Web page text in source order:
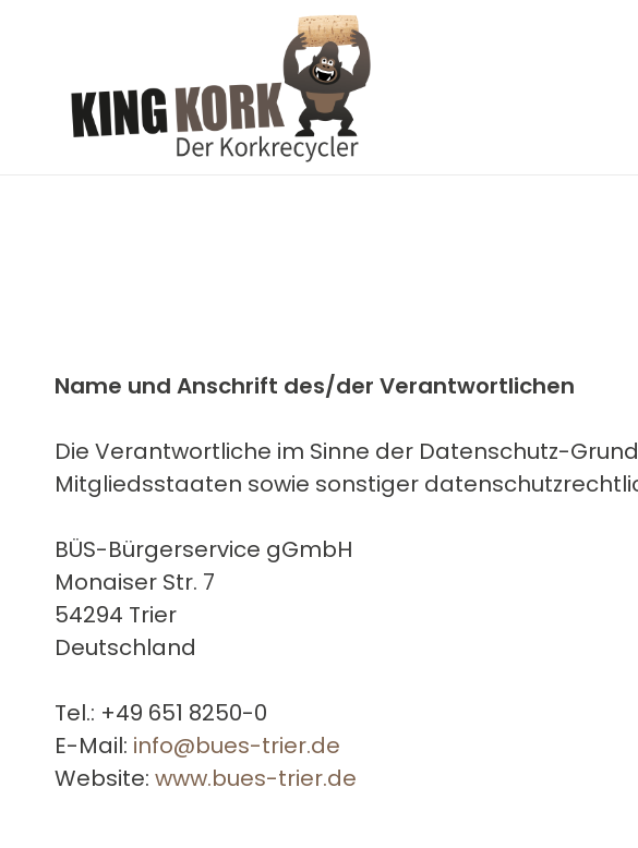
Name und Anschrift des/der Verantwortlichen
Die Verantwortliche im Sinne der Datenschutz-
Mitgliedsstaaten sowie sonstiger
BÜS-Bürgerservice gGmbH
Monaiser Str. 7
54294 Trier
Deutschland
Tel.: +49 651 8250-0
E-Mail: info@bues-trier.de
Website: www.bues-trier.de